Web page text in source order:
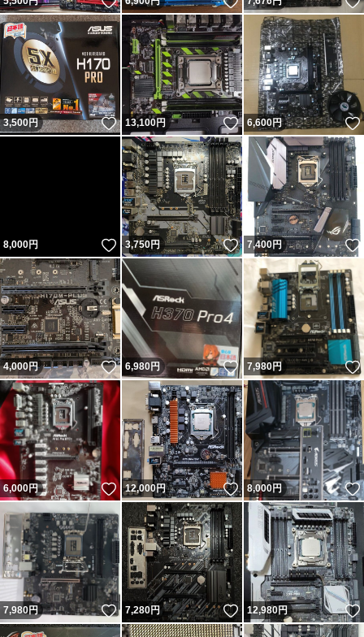
3,500円 いいね！
13,100円 いいね！
6,600円
8,000円 いいね！
3,750円 いいね！
7,400円
4,000円 いいね！
6,980円 いいね！
7,980円
6,000円 いいね！
12,000円 いいね！
8,000円
7,980円 いいね！
7,280円 いいね！
12,980円